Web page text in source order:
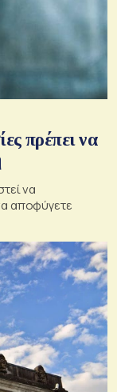
πρέπει να
να
αποφύγετε